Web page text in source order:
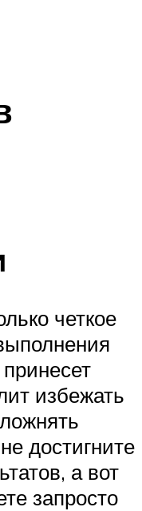
четкое
избежать
достигните
а вот
запросто